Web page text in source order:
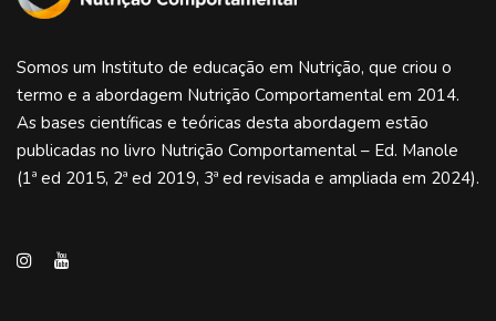
Somos um Instituto de educação em Nutrição, que criou o
termo e a abordagem Nutrição Comportamental em 2014.
As bases científicas e teóricas desta abordagem estão
publicadas no livro Nutrição Comportamental – Ed. Manole
(1ª ed 2015, 2ª ed 2019, 3ª ed revisada e ampliada em 2024).